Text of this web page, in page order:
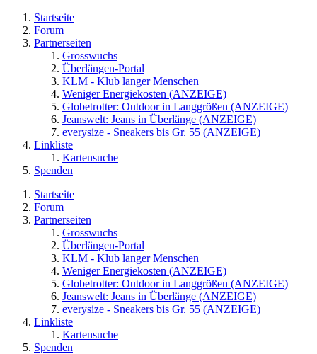
Startseite
Forum
Partnerseiten
Grosswuchs
Überlängen-Portal
KLM - Klub langer Menschen
Weniger Energiekosten (ANZEIGE)
Globetrotter: Outdoor in Langgrößen (ANZEIGE)
Jeanswelt: Jeans in Überlänge (ANZEIGE)
everysize - Sneakers bis Gr. 55 (ANZEIGE)
Linkliste
Kartensuche
Spenden
Startseite
Forum
Partnerseiten
Grosswuchs
Überlängen-Portal
KLM - Klub langer Menschen
Weniger Energiekosten (ANZEIGE)
Globetrotter: Outdoor in Langgrößen (ANZEIGE)
Jeanswelt: Jeans in Überlänge (ANZEIGE)
everysize - Sneakers bis Gr. 55 (ANZEIGE)
Linkliste
Kartensuche
Spenden